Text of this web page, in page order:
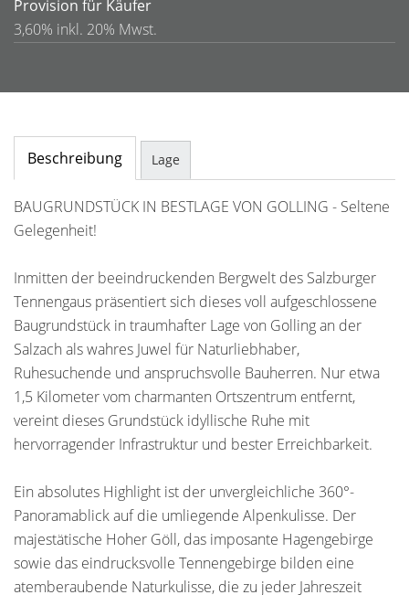
Provision für Käufer
3,60% inkl. 20% Mwst.
Beschreibung Lage
BAUGRUNDSTÜCK IN BESTLAGE VON GOLLING - Seltene
Gelegenheit!
Inmitten der beeindruckenden Bergwelt des Salzburger
Tennengaus präsentiert sich dieses voll aufgeschlossene
Baugrundstück in traumhafter Lage von Golling an der
Salzach als wahres Juwel für Naturliebhaber,
Ruhesuchende und anspruchsvolle Bauherren. Nur etwa
1,5 Kilometer vom charmanten Ortszentrum entfernt,
vereint dieses Grundstück idyllische Ruhe mit
hervorragender Infrastruktur und bester Erreichbarkeit.
Ein absolutes Highlight ist der unvergleichliche 360°-
Panoramablick auf die umliegende Alpenkulisse. Der
majestätische Hoher Göll, das imposante Hagengebirge
sowie das eindrucksvolle Tennengebirge bilden eine
atemberaubende Naturkulisse, die zu jeder Jahreszeit